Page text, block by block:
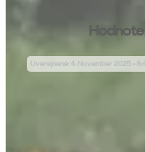
Uverejnené: 4. November 2025 -